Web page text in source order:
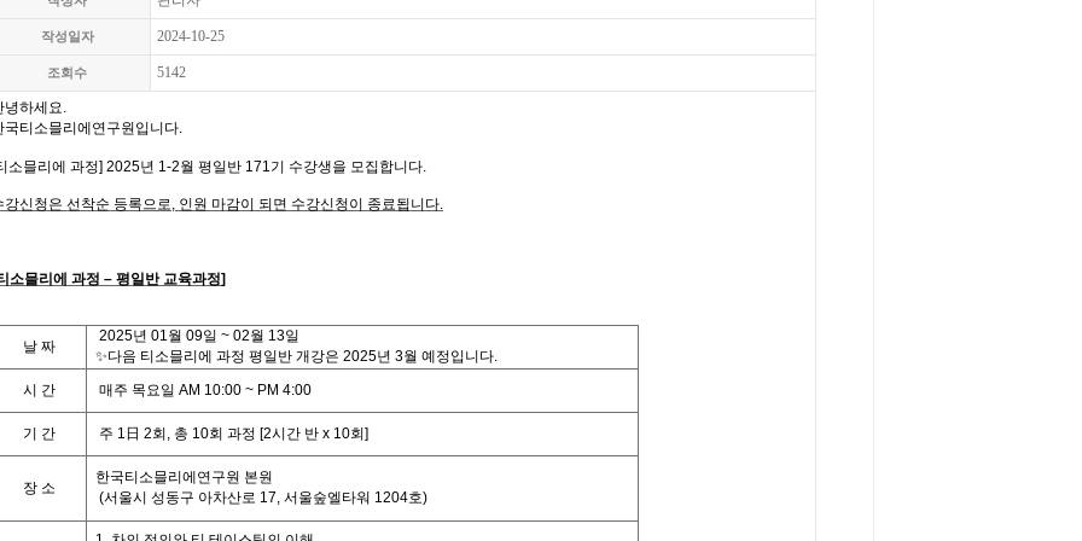
작성일자 2024-10-25
조회수 5142
녕하세요.
국티소믈리에연구원입니다.
소믈리에 과정] 2025년 1-2월 평일 반 171기 수강생을 모집합니다.
강신청은 선착순 등록으로, 인원 마감이 되면 수강신청이 종료됩니다.
소믈리에 과정 – 평일반교육과정]
날 짜
2025년 01월 09일 ~ 02월 13일
✨다음 티소믈리에 과정 평일반 개강은 2025년 3월 예정입니다.
시
간 매주 목요일 AM 10:00 ~ PM 4:00
기 간 주 1 日 2회 , 총 10회 과정 [2시간 반x 10회 ]
장 소
한국티소믈리에연구원 본원
(서울시 성동구 아차산로 17, 서울숲엘타워 1204호)